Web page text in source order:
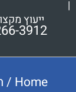
3912
ייעוץ
Home
/